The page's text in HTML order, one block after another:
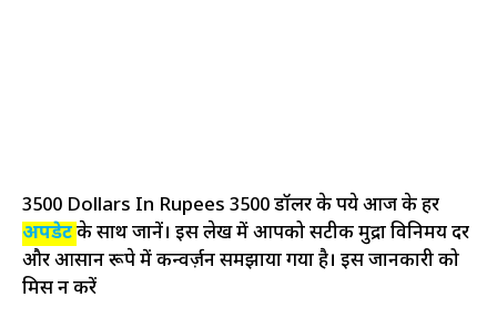
3500 Dollars In Rupees 3500 डॉलर के रुपये आज के हर
अपडेटके साथ जानें। इस लेख में आपको सटीक मुद्रा विनिमय दर
और आसान रूपे में कन्वर्ज़न समझाया गया है। इस जानकारी को
मिस न करें